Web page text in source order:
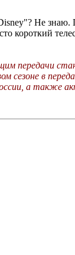
Не знаю.
короткий
передачи
сезоне в
а также